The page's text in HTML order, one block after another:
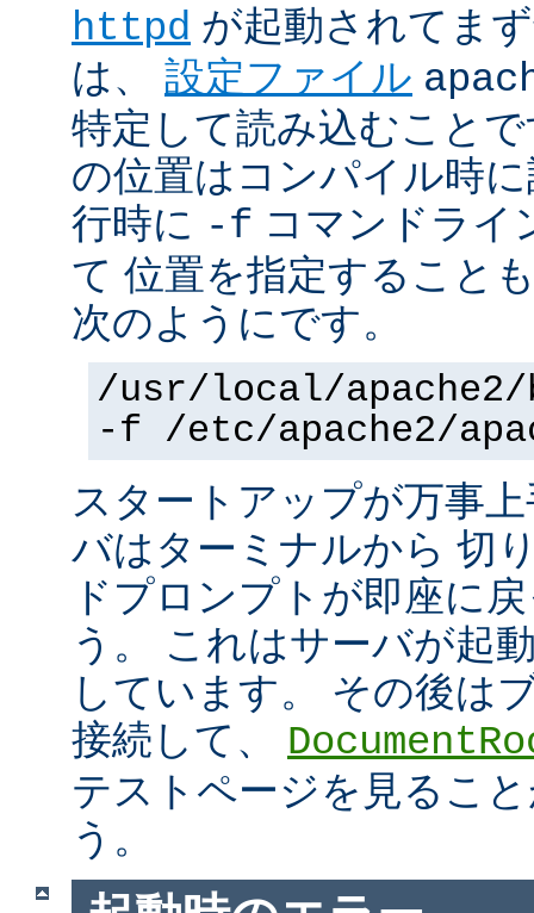
httpd が起動されてま
は、 設定ファイル
特定して読み込むこと
の位置はコンパイル時
行時に -f コマンドライ
て 位置を指定すること
次のようにです。
/usr/local/
-f /etc/apache2/
スタートアップが万事
バはターミナルから 切
ドプロンプトが即座に
う。 これはサーバが起
しています。 その後は
接続して、
テストページを見るこ
う。